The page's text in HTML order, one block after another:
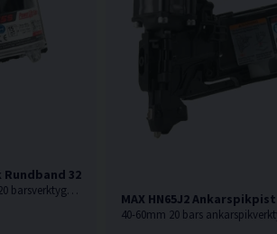
32-65mm
Spikpistol MAX HN65S är Ett kompakt 20 barsverktyg med stor kapacitet.
MAX HN65J2